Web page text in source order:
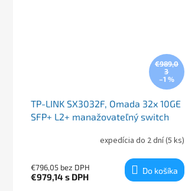
€989,0
3
–1 %
TP-LINK SX3032F, Omada 32x 10GE
SFP+ L2+ manažovateľný switch
expedícia do 2 dní(5 ks)
€796,05 bez DPH
€979,14 s DPH
Do košíka